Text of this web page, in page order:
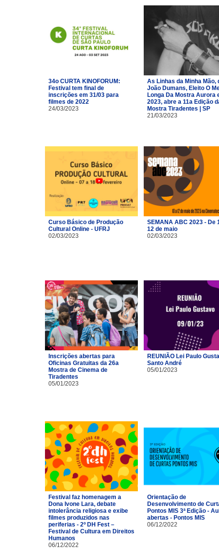
34o CURTA KINOFORUM:
Festival tem final de
inscrições em 31/03 para
filmes de 2022
24/03/2023
As Linhas da Minha Mão,
João Dumans, Eleito O
Longa Da Mostra Aurora
2023, abre a 11a Edição
Mostra Tiradentes | SP
21/03/2023
Curso Básico de Produção
Cultural Online - UFRJ
02/03/2023
SEMANA ABC 2023 - De
12 de maio
02/03/2023
Inscrições abertas para
Oficinas Gratuitas da 26a
Mostra de Cinema de
Tiradentes
05/01/2023
REUNIÃO Lei Paulo
Santo André
05/01/2023
Festival faz homenagem a
Dona Ivone Lara, debate
intolerância religiosa e exibe
filmes produzidos nas
periferias - 2º DH Fest –
Festival de Cultura em Direitos
Humanos
06/12/2022
Orientação de
Desenvolvimento de
Pontos MIS 3ª Edição -
abertas - Pontos MIS
06/12/2022